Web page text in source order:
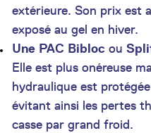
extérieure. Son prix est
exposé au gel en hiver.
Une PAC Bibloc ou
Elle est plus onéreuse
hydraulique est
évitant ainsi les pertes
casse par grand froid.